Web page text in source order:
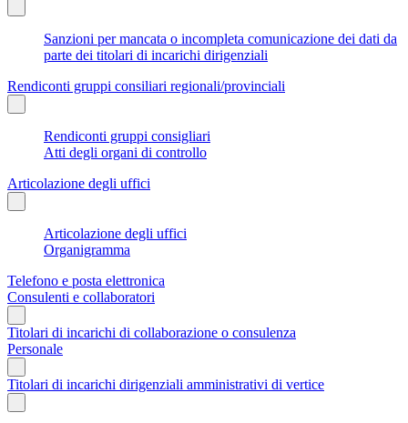
Sanzioni per mancata o incompleta comunicazione dei dati da
parte dei titolari di incarichi dirigenziali
Rendiconti gruppi consiliari regionali/provinciali
Rendiconti gruppi consigliari
Atti degli organi di controllo
Articolazione degli uffici
Articolazione degli uffici
Organigramma
Telefono e posta elettronica
Consulenti e collaboratori
Titolari di incarichi di collaborazione o consulenza
Personale
Titolari di incarichi dirigenziali amministrativi di vertice